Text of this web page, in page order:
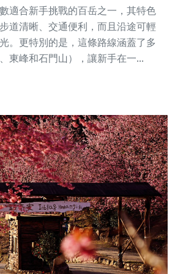
適合新手挑戰的百岳之一，其特色
道清晰、交通便利，而且沿途可輕
。更特別的是，這條路線涵蓋了多
東峰和石門山），讓新手在一...